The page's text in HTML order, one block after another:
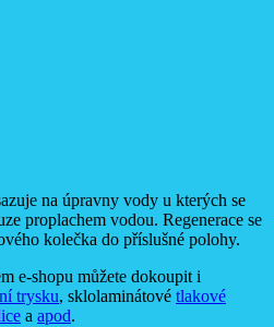
na úpravny vody u kterých se
proplachem vodou. Regenerace se
kolečka do příslušné polohy.
e-shopu můžete dokoupit i
trysku, sklolaminátové tlakové
a apod.